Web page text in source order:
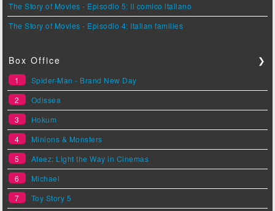
The Story of Movies - Episodio 5: Il comico italiano
The Story of Movies - Episodio 4: Italian families
Box Office ❯
1
Spider-Man - Brand New Day
2
Odissea
3
Hokum
4
Minions & Monsters
5
Ateez: Light the Way in Cinemas
6
Michael
7
Toy Story 5